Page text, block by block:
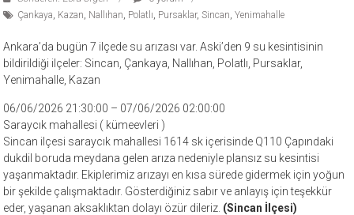
Çankaya, Kazan, Nallıhan, Polatlı, Pursaklar,Sincan,Yenimahalle
Ankara’da bugün 7 ilçede su arızası var. Aski’den 9 su kesintisinin
bildirildiği ilçeler: Sincan, Çankaya, Nallıhan, Polatlı, Pursaklar,
Yenimahalle, Kazan
06/06/2026 21:30:00 – 07/06/2026 02:00:00
Saraycık mahallesi ( kümeevleri )
Sincan ilçesi saraycık mahallesi 1614 sk içerisinde Q110 Çapındaki
dukdil boruda meydana gelen arıza nedeniyle plansız su kesintisi
yaşanmaktadır. Ekiplerimiz arızayı en kısa sürede gidermek için yoğun
bir şekilde çalışmaktadır. Gösterdiğiniz sabır ve anlayış için teşekkür
eder, yaşanan aksaklıktan dolayı özür dileriz. (Sincan İlçesi)